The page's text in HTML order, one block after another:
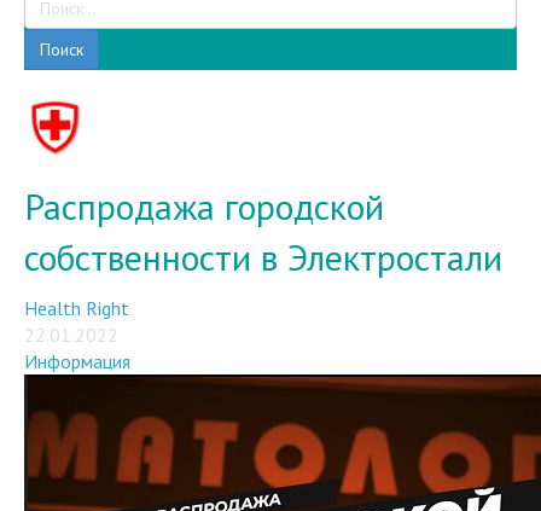
Поиск
Распродажа городской
собственности в Электростали
Health Right
Информация